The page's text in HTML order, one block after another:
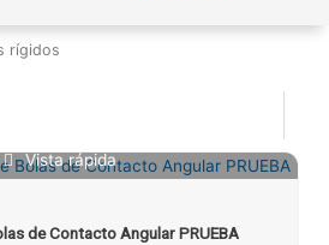
rígidos
Vista rápida
de Contacto Angular PRUEBA